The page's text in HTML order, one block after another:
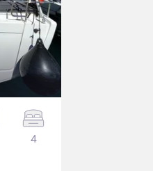
4